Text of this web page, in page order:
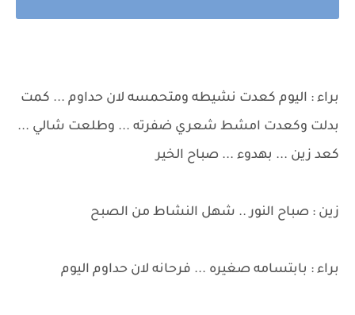
براء : اليوم كعدت نشيطه ومتحمسه لان حداوم ... كمت
بدلت وكعدت امشط شعري ضفرته ... وطلعت شالي ...
كعد زين ... بهدوء ... صباح الخير
زين : صباح النور .. شهل النشاط من الصبح
براء : بابتسامه صغيره ... فرحانه لان حداوم اليوم